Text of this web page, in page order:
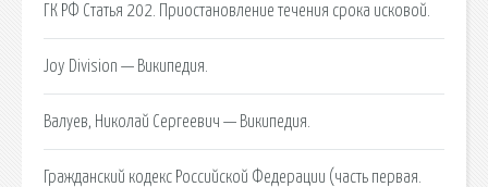
ГК РФ Статья 202. Приостановление течения срока исковой.
Joy Division — Википедия.
Валуев, Николай Сергеевич — Википедия.
Гражданский кодекс Российской Федерации (часть первая.